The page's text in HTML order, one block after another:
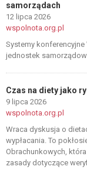
samorządach
12 lipca 2026
wspolnota.org.pl
Systemy
jednostek
Czas na diety jako
9 lipca 2026
wspolnota.org.pl
Wraca dyskusja o
wypłacania. To
Obrachunkowych,
zasady dotyczące